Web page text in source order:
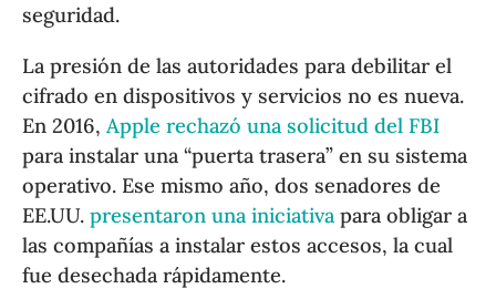
seguridad.
La presión de las autoridades para debilitar el
cifrado en dispositivos y servicios no es nueva.
En 2016, Apple rechazó una solicitud del FBI
para instalar una “puerta trasera” en su sistema
operativo. Ese mismo año, dos senadores de
EE.UU.presentaron una iniciativa para obligar a
las compañías a instalar estos accesos, la cual
fue desechada rápidamente.